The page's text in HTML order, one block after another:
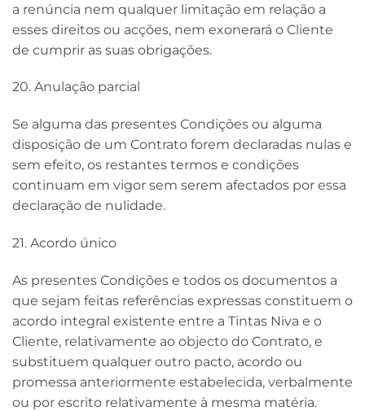
a renúncia nem qualquer limitação em relação a
esses direitos ou acções, nem exonerará o Cliente
de cumprir as suas obrigações.
20. Anulação parcial
Se alguma das presentes Condições ou alguma
disposição de um Contrato forem declaradas nulas e
sem efeito, os restantes termos e condições
continuam em vigor sem serem afectados por essa
declaração de nulidade.
21. Acordo único
As presentes Condições e todos os documentos a
que sejam feitas referências expressas constituem o
acordo integral existente entre a Tintas Niva e o
Cliente, relativamente ao objecto do Contrato, e
substituem qualquer outro pacto, acordo ou
promessa anteriormente estabelecida, verbalmente
ou por escrito relativamente à mesma matéria.